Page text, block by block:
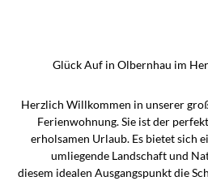
Glück Auf in Olbernhau im
Herzlich Willkommen in unserer
Ferienwohnung. Sie ist der
erholsamen Urlaub. Es bietet sich
umliegende Landschaft und
diesem idealen Ausgangspunkt die